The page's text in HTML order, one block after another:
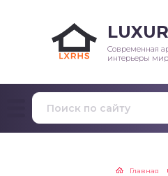
Современная
интерьеры
Главная